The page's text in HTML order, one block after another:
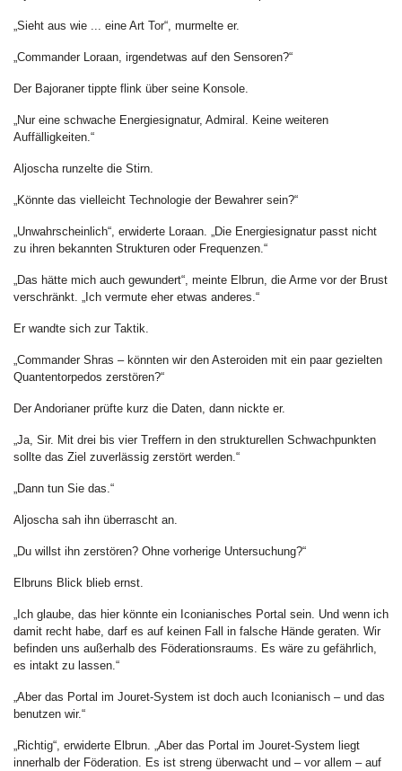
„Sieht aus wie ... eine Art Tor“, murmelte er.
„Commander Loraan, irgendetwas auf den Sensoren?“
Der Bajoraner tippte flink über seine Konsole.
„Nur eine schwache Energiesignatur, Admiral. Keine weiteren
Auffälligkeiten.“
Aljoscha runzelte die Stirn.
„Könnte das vielleicht Technologie der Bewahrer sein?“
„Unwahrscheinlich“, erwiderte Loraan. „Die Energiesignatur passt nicht
zu ihren bekannten Strukturen oder Frequenzen.“
„Das hätte mich auch gewundert“, meinte Elbrun, die Arme vor der Brust
verschränkt. „Ich vermute eher etwas anderes.“
Er wandte sich zur Taktik.
„Commander Shras – könnten wir den Asteroiden mit ein paar gezielten
Quantentorpedos zerstören?“
Der Andorianer prüfte kurz die Daten, dann nickte er.
„Ja, Sir. Mit drei bis vier Treffern in den strukturellen Schwachpunkten
sollte das Ziel zuverlässig zerstört werden.“
„Dann tun Sie das.“
Aljoscha sah ihn überrascht an.
„Du willst ihn zerstören? Ohne vorherige Untersuchung?“
Elbruns Blick blieb ernst.
„Ich glaube, das hier könnte ein Iconianisches Portal sein. Und wenn ich
damit recht habe, darf es auf keinen Fall in falsche Hände geraten. Wir
befinden uns außerhalb des Föderationsraums. Es wäre zu gefährlich,
es intakt zu lassen.“
„Aber das Portal im Jouret-System ist doch auch Iconianisch – und das
benutzen wir.“
„Richtig“, erwiderte Elbrun. „Aber das Portal im Jouret-System liegt
innerhalb der Föderation. Es ist streng überwacht und – vor allem – auf